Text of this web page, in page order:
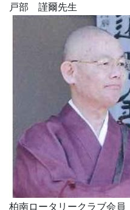
戸部 謹爾先生
柏南ロータリークラブ会員